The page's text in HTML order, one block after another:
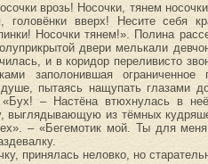
врозь! Носочки, тянем
головёнки вверх! Несите себя
Носочки тянем!». Полина
двери мелькали
и в коридор переливисто
заполонившая
пытаясь нащупать глазами
«Бух! – Настёна втюхнулась в
из тёмных
– «Бегемотик мой. Ты для
принялась неловко, но